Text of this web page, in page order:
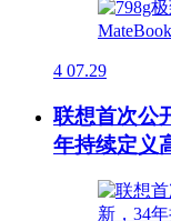
4 07.29
联想首次公
年持续定义